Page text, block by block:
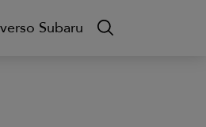
Subaru